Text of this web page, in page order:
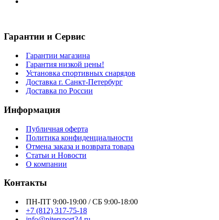
Гарантии и Сервис
Гарантии магазина
Гарантия низкой цены!
Установка спортивных снарядов
Доставка г. Санкт-Петербург
Доставка по России
Информация
Публичная оферта
Политика конфиденциальности
Отмена заказа и возврата товара
Статьи и Новости
О компании
Контакты
ПН-ПТ 9:00-19:00 / СБ 9:00-18:00
+7 (812) 317-75-18